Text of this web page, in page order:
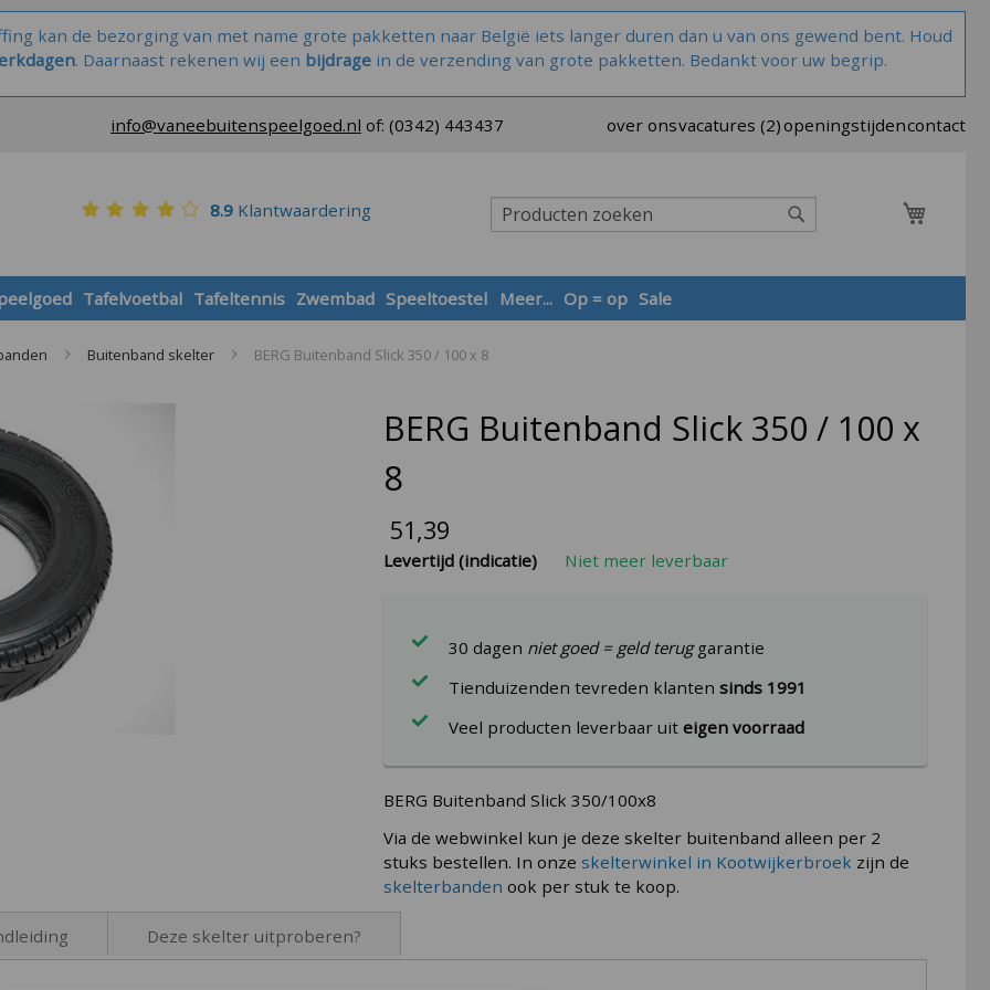
kan de bezorging van met name grote pakketten naar België iets langer duren dan u van ons gewend bent. Houd
. Daarnaast rekenen wij een bijdragein de verzending van grote pakketten. Bedankt voor uw begrip.
info@vaneebuitenspeelgoed.nl of:(0342) 443437 over onsvacatures (2)openingstijdencontact
8.9Klantwaardering
Zoek
Tafelvoetbal Tafeltennis Zwembad Speeltoestel Meer... Op = op Sale
Buitenband skelter BERG Buitenband Slick 350 / 100 x 8
BERG Buitenband Slick 350 / 100 x
8
51,39
Levertijd (indicatie) Niet meer leverbaar
30 dagen niet goed = geld teruggarantie
Tienduizenden tevreden klantensinds 1991
Veel producten leverbaar uiteigen voorraad
BERG Buitenband Slick 350/100x8
Via de webwinkel kun je deze skelter buitenband alleen per 2
stuks bestellen. In onze skelterwinkel in Kootwijkerbroek zijn de
skelterbanden ook per stuk te koop.
Deze skelter uitproberen?